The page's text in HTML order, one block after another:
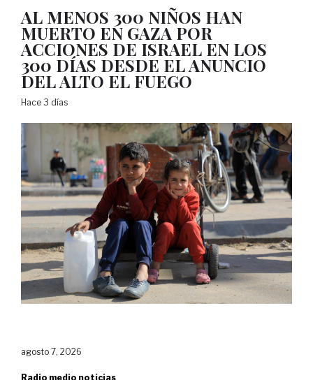
AL MENOS 300 NIÑOS HAN
MUERTO EN GAZA POR
ACCIONES DE ISRAEL EN LOS
300 DÍAS DESDE EL ANUNCIO
DEL ALTO EL FUEGO
Hace 3 días
agosto 7, 2026
Radio medio noticias